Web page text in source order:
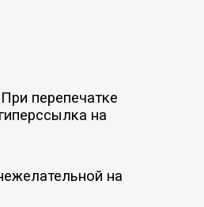
перепечатке
на
на